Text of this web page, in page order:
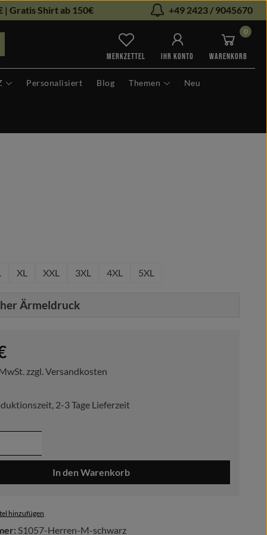
| Gratis Shirt ab 150€ +49 2423 / 9045670
Du hast 0 Produkte auf dem
MERKZETTEL IHR KONTO
0
WARENKORB
Personalisiert Blog Themen
Neu
XL XXL 3XL 4XL 5XL
Ärmeldruck
zzgl. Versandkosten
2-3 Tage Lieferzeit
Anzahl: Gib den gewünschten Wert ein
In den Warenkorb
hinzufügen
S1057-Herren-M-schwarz